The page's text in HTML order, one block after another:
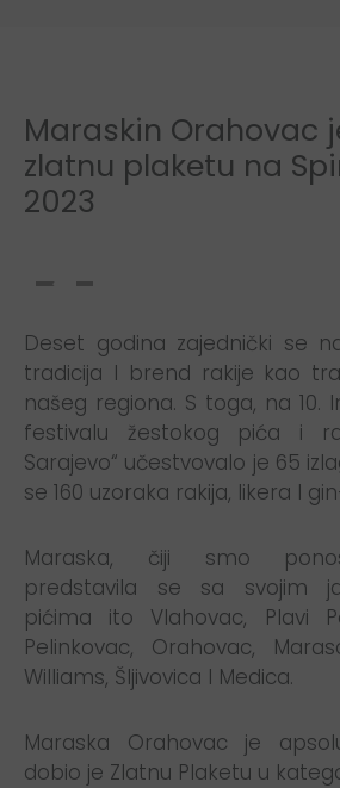
Maraskin Orahovac
zlatnu plaketu na
2023
Deset godina zajednički se
tradicija I brend rakije kao
našeg regiona. S toga, na 10.
festivalu žestokog pića i
Sarajevo“ učestvovalo je 65
se 160 uzoraka rakija, likera I
Maraska, čiji smo
predstavila se sa svojim
pićima ito Vlahovac, Plavi
Pelinkovac, Orahovac,
Williams, Šljivovica I Medica.
Maraska Orahovac je
dobio je Zlatnu Plaketu u